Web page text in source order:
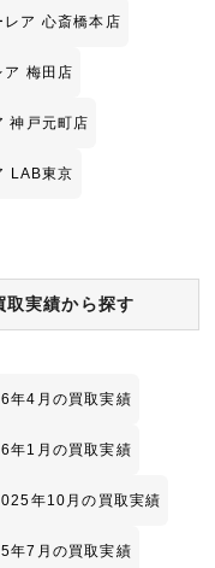
レア 心斎橋本店
ア 梅田店
神戸元町店
LAB東京
実績から探す
年4月の買取実績
年1月の買取実績
年10月の買取実績
年7月の買取実績